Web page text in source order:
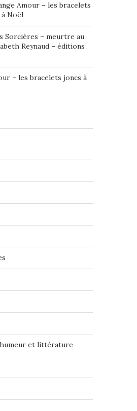
Amour – les bracelets
Noël
Sorcières – meurtre au
Reynaud – éditions
– les bracelets joncs à
et littérature